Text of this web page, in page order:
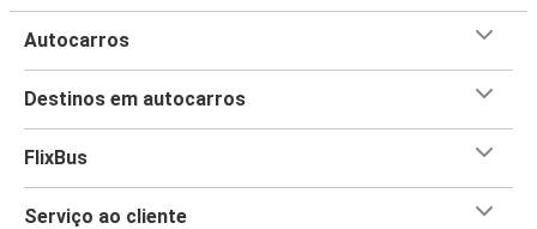
Autocarros
Destinos em autocarros
FlixBus
Serviço ao cliente